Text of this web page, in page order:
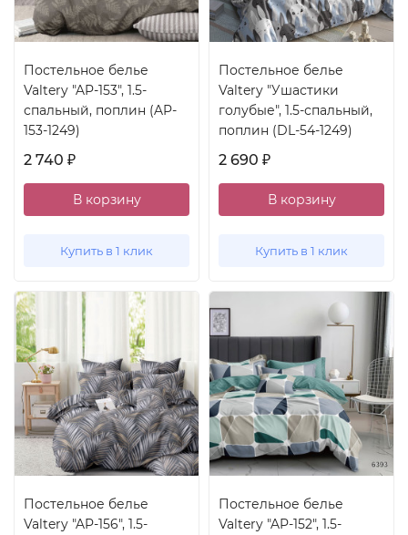
Постельное белье
Valtery "AP-153", 1.5-
спальный, поплин (AP-
153-1249)
2 740 ₽
В корзину
Купить в 1 клик
Постельное белье
Valtery "Ушастики
голубые", 1.5-спальный,
поплин (DL-54-1249)
2 690 ₽
В корзину
Купить в 1 клик
Постельное белье
Valtery "AP-156", 1.5-
Постельное белье
Valtery "AP-152", 1.5-